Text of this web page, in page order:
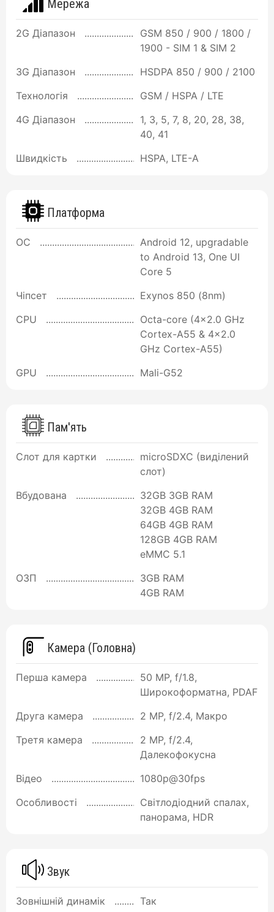
Мережа
2G Діапазон
GSM 850 / 900 / 1800 /
1900 - SIM 1 & SIM 2
3G Діапазон
HSDPA 850 / 900 / 2100
Технологія
GSM / HSPA / LTE
4G Діапазон
1, 3, 5, 7, 8, 20, 28, 38,
40, 41
Швидкість
HSPA, LTE-A
Платформа
ОС
Android 12, upgradable
to Android 13, One UI
Core 5
Чіпсет
Exynos 850 (8nm)
CPU
Octa-core (4x2.0 GHz
Cortex-A55 & 4x2.0
GHz Cortex-A55)
GPU
Mali-G52
Пам'ять
Слот для картки
microSDXC (виділений
слот)
Вбудована
32GB 3GB RAM
32GB 4GB RAM
64GB 4GB RAM
128GB 4GB RAM
eMMC 5.1
ОЗП
3GB RAM
4GB RAM
Камера (Головна)
Перша камера
50 MP, f/1.8,
Широкоформатна, PDAF
Друга камера
2 MP, f/2.4, Макро
Третя камера
2 MP, f/2.4,
Далекофокусна
Відео
1080p@30fps
Особливості
Світлодіодний спалах,
панорама, HDR
Звук
Зовнішній динамік
Так